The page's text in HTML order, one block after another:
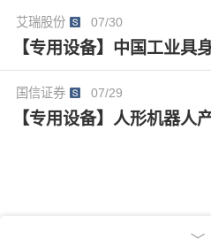
艾瑞股份 07/30
【专用设备】中国工业具
国信证券 07/29
【专用设备】人形机器人